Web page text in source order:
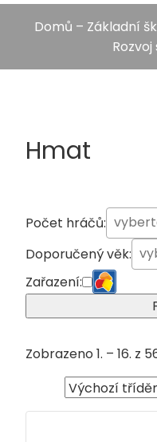
Domů – Základní
Hmat
Počet hráčů:
Doporučený věk:
Zařazení:
Zobrazeno 1. – 16. z